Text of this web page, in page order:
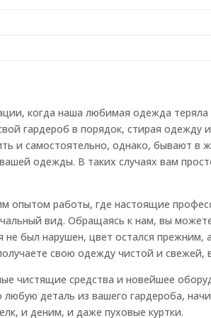
когда наша любимая одежда
гардероб в порядок, стирая одежду
и самостоятельно, однако, бывают в
одежды. В таких случаях вам
опытом работы, где настоящие
вид. Обращаясь к нам, вы
был нарушен, цвет остался прежним,
свою одежду чистой и свежей,
чистящие средства и новейшее
деталь из вашего гардероба,
и деним, и даже пуховые куртки.